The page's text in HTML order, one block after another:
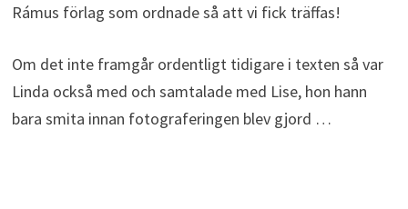
Rámus förlag som ordnade så att vi fick träffas!
Om det inte framgår ordentligt tidigare i texten så var
Linda också med och samtalade med Lise, hon hann
bara smita innan fotograferingen blev gjord …